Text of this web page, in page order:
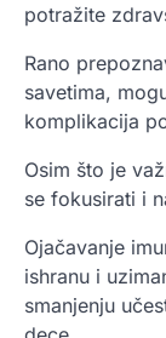
potražite
Rano
savetima,
komplikacija
Osim što je
se fokusirati i
Ojačavanje
ishranu i
smanjenju